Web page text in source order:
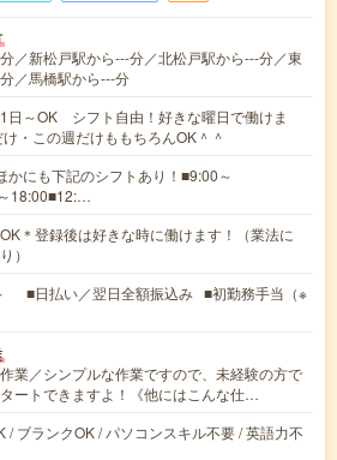
／新松戸駅から---分／北松戸駅から---分／東
／馬橋駅から---分
日～OK シフト自由！好きな曜日で働けま
・この週だけももちろんOK＾＾
かにも下記のシフトあり！■9:00～
18:00■12:…
＊登録後は好きな時に働けます！（業法に
）
■日払い／翌日全額振込み ■初勤務手当（※
業／シンプルな作業ですので、未経験の方で
ートできますよ！《他にはこんな仕…
/ ブランクOK / パソコンスキル不要 / 英語力不